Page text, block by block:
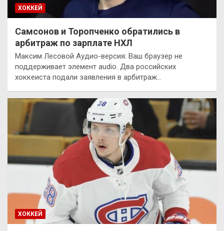
ХОККЕЙ
Самсонов и Торопченко обратились в
арбитраж по зарплате НХЛ
Максим Лесовой Аудио-версия: Ваш браузер не
поддерживает элемент audio. Два российских
хоккеиста подали заявления в арбитраж…
ХОККЕЙ